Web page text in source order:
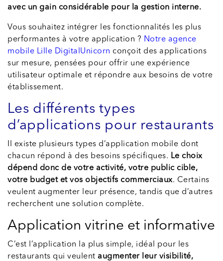
avec un gain considérable pour la gestion interne.
Vous souhaitez intégrer les fonctionnalités les plus
performantes à votre application ? Notre agence
mobile Lille DigitalUnicorn conçoit des applications
sur mesure, pensées pour offrir une expérience
utilisateur optimale et répondre aux besoins de votre
établissement.
Les différents types
d’applications pour restaurants
Il existe plusieurs types d’application mobile dont
chacun répond à des besoins spécifiques. Le choix
dépend donc de votre activité, votre public cible,
votre budget et vos objectifs commerciaux. Certains
veulent augmenter leur présence, tandis que d’autres
recherchent une solution complète.
Application vitrine et informative
C’est l’application la plus simple, idéal pour les
restaurants qui veulent augmenter leur visibilité,